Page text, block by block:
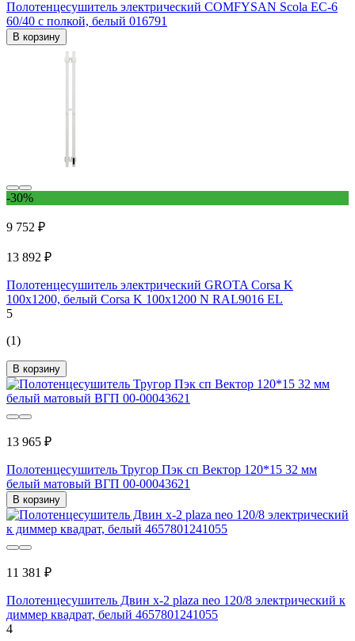
Полотенцесушитель электрический COMFYSAN Scola EC-6
60/40 с полкой, белый 016791
В корзину
-30%
9 752 ₽
13 892 ₽
Полотенцесушитель электрический GROTA Corsa K
100x1200, белый Corsa K 100х1200 N RAL9016 EL
5
(1)
В корзину
13 965 ₽
Полотенцесушитель Тругор Пэк сп Вектор 120*15 32 мм
белый матовый ВГП 00-00043621
В корзину
11 381 ₽
Полотенцесушитель Двин x-2 plaza neo 120/8 электрический к
диммер квадрат, белый 4657801241055
4